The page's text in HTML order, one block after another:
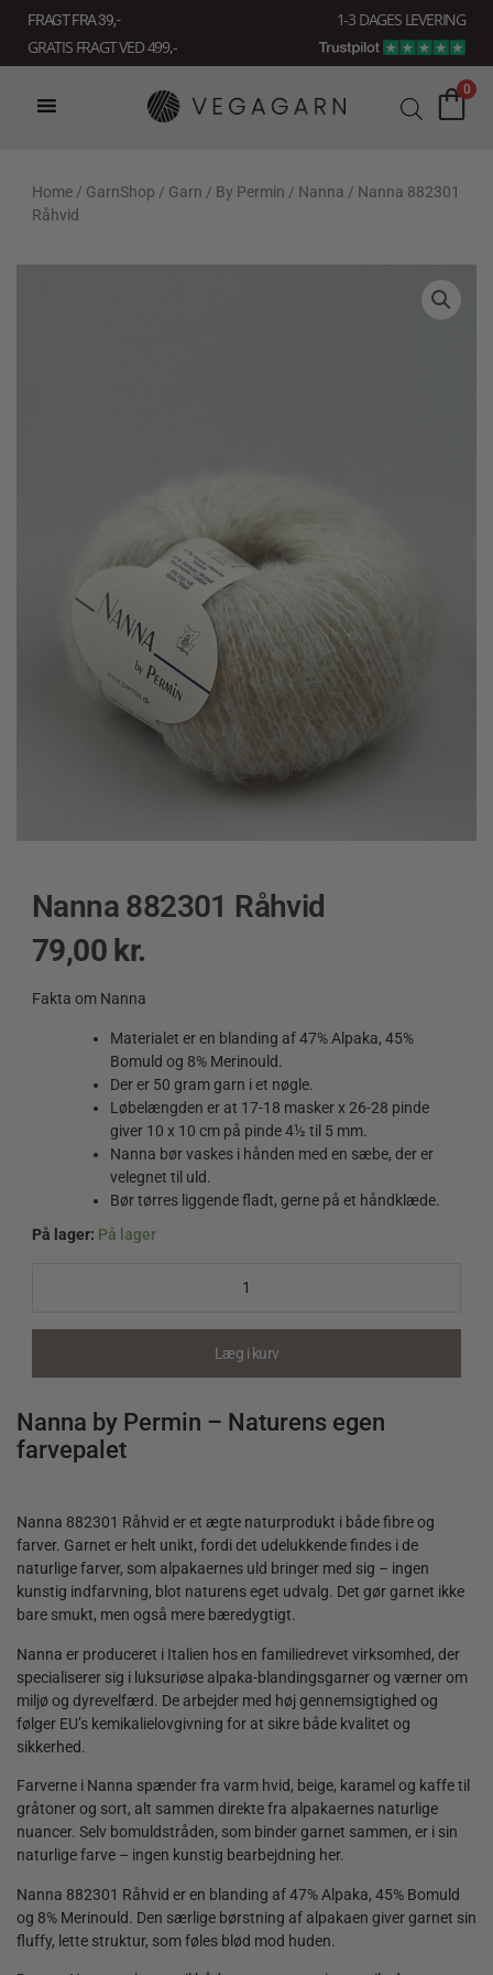
indholdet
FRAGT FRA 39, -
1-3 DAGES LEVERING
GRATIS FRAGT VED 499,-
0
Home / GarnShop / Garn / By Permin / Nanna / Nanna 882301
Råhvid
Nanna 882301 Råhvid
79,00 kr.
Fakta om Nanna
Materialet er en blanding af 47% Alpaka, 45%
Bomuld og 8% Merinould.
Der er 50 gram garn i et nøgle.
Løbelængden er at 17-18 masker x 26-28 pinde
giver 10 x 10 cm på pinde 4½ til 5 mm.
Nanna bør vaskes i hånden med en sæbe, der er
velegnet til uld.
Bør tørres liggende fladt, gerne på et håndklæde.
På lager: På lager
Nanna
Læg i kurv
Nanna by Permin – Naturens egen
farvepalet
Nanna 882301 Råhvid er et ægte naturprodukt i både fibre og
farver. Garnet er helt unikt, fordi det udelukkende findes i de
naturlige farver, som alpakaernes uld bringer med sig – ingen
kunstig indfarvning, blot naturens eget udvalg. Det gør garnet ikke
bare smukt, men også mere bæredygtigt.
Nanna er produceret i Italien hos en familiedrevet virksomhed, der
specialiserer sig i luksuriøse alpaka-blandingsgarner og værner om
miljø og dyrevelfærd. De arbejder med høj gennemsigtighed og
følger EU’s kemikalielovgivning for at sikre både kvalitet og
sikkerhed.
Farverne i Nanna spænder fra varm hvid, beige, karamel og kaffe til
gråtoner og sort, alt sammen direkte fra alpakaernes naturlige
nuancer. Selv bomuldstråden, som binder garnet sammen, er i sin
naturlige farve – ingen kunstig bearbejdning her.
Nanna 882301 Råhvid er en blanding af 47% Alpaka, 45% Bomuld
og 8% Merinould. Den særlige børstning af alpakaen giver garnet sin
fluffy, lette struktur, som føles blød mod huden.